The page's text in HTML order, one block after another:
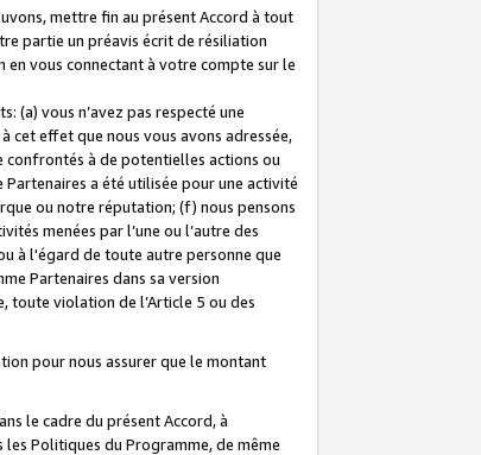
mettre fin au présent Accord à tout
partie un préavis écrit de résiliation
en vous connectant à votre compte sur le
(a) vous n’avez pas respecté une
cet effet que nous vous avons adressée,
à de potentielles actions ou
a été utilisée pour une activité
ou notre réputation; (f) nous pensons
menées par l’une ou l’autre des
à l'égard de toute autre personne que
Partenaires dans sa version
toute violation de l’Article 5 ou des
pour nous assurer que le montant
le cadre du présent Accord, à
Politiques du Programme, de même